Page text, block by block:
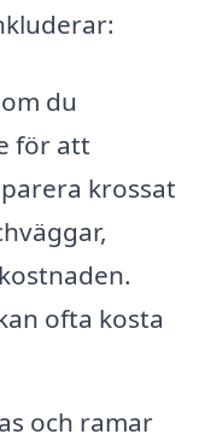
du
för att
krossat
ofta kosta
och ramar